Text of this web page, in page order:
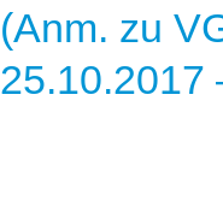
(Anm. zu
25.10.2017